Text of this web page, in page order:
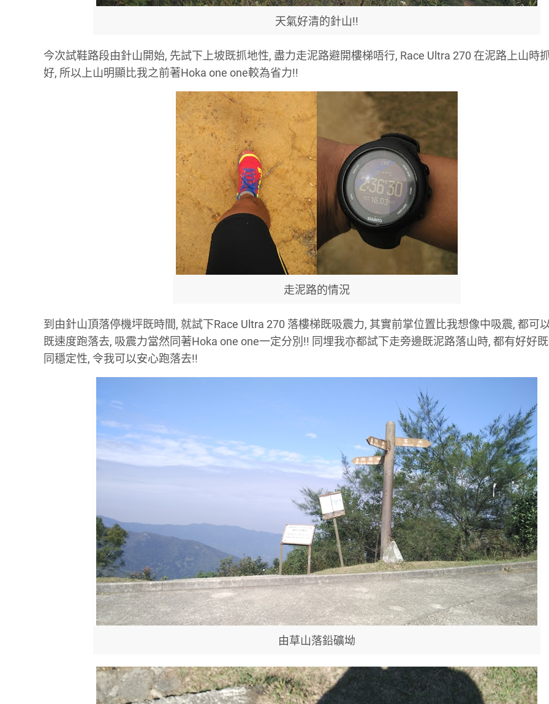
天氣好清的針山!!
今次試鞋路段由針山開始, 先試下上坡既抓地性, 盡力走泥路避開樓梯唔行, Race Ultra 270 在泥路上山時
好, 所以上山明顯比我之前著Hoka one one較為省力!!
走泥路的情況
到由針山頂落停機坪既時間, 就試下Race Ultra 270 落樓梯既吸震力, 其實前掌位置比我想像中吸震, 都可
既速度跑落去, 吸震力當然同著Hoka one one一定分別!! 同埋我亦都試下走旁邊既泥路落山時, 都有好好
同穩定性, 令我可以安心跑落去!!
由草山落鉛礦坳